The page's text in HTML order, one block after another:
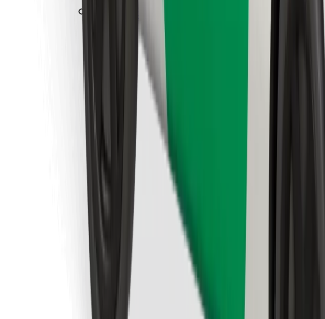
Ladda ner Bolt Food-appen